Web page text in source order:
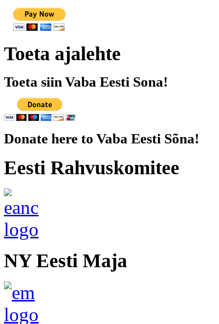
Toeta ajalehte
Toeta siin Vaba Eesti Sona!
Donate here to Vaba Eesti Sõna!
Eesti Rahvuskomitee
NY Eesti Maja